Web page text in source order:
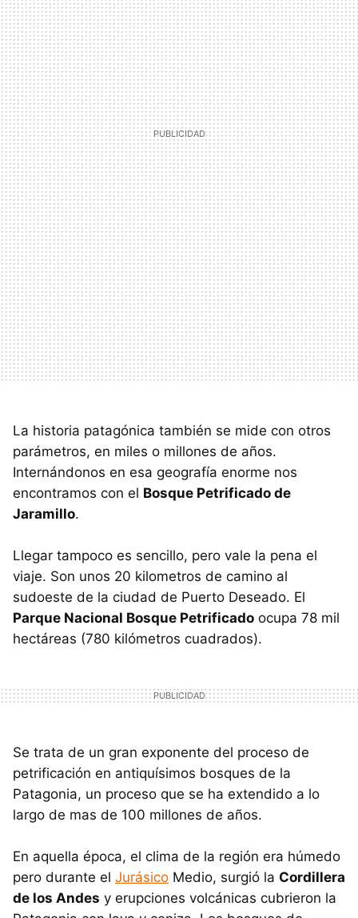
La historia patagónica también se mide con otros
parámetros, en miles o millones de años.
Internándonos en esa geografía enorme nos
encontramos con el Bosque Petrificado de
Jaramillo.
Llegar tampoco es sencillo, pero vale la pena el
viaje. Son unos 20 kilometros de camino al
sudoeste de la ciudad de Puerto Deseado. El
Parque Nacional Bosque Petrificado ocupa 78 mil
hectáreas (780 kilómetros cuadrados).
Se trata de un gran exponente del proceso de
petrificación en antiquísimos bosques de la
Patagonia, un proceso que se ha extendido a lo
largo de mas de 100 millones de años.
En aquella época, el clima de la región era húmedo
pero durante el Jurásico Medio, surgió la Cordillera
de los Andes y erupciones volcánicas cubrieron la